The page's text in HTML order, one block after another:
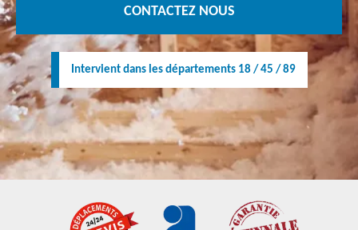
CONTACTEZ NOUS
Intervient dans les départements 18 / 45 / 89